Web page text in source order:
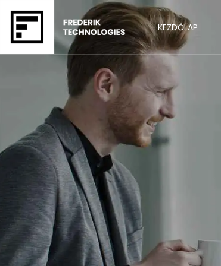
KEZDŐLAP